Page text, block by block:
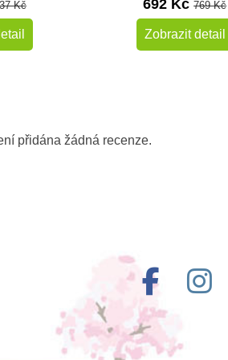
Kč 692 Kč769 Kč
Zobrazit detail
přidána žádná recenze.